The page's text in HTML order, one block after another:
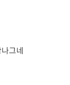
그네